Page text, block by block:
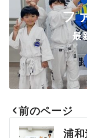
フ
最
投
前のページ
浦